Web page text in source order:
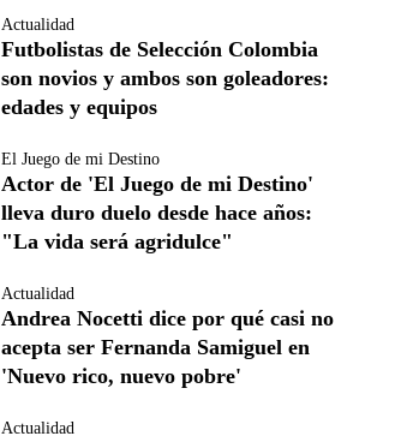
Actualidad
Futbolistas de Selección Colombia
son novios y ambos son goleadores:
edades y equipos
El Juego de mi Destino
Actor de 'El Juego de mi Destino'
lleva duro duelo desde hace años:
"La vida será agridulce"
Actualidad
Andrea Nocetti dice por qué casi no
acepta ser Fernanda Samiguel en
'Nuevo rico, nuevo pobre'
Actualidad